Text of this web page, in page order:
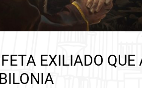
EXILIADO